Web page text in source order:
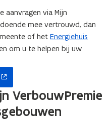
aanvragen via Mijn
mee vertrouwd, dan
of het Energiehuis
(
o
t
i
om u te helpen bij uw
VerbouwPremie